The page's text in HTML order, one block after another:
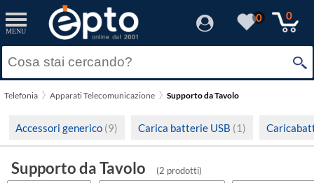
MENU
0 0
Telefonia Apparati Telecomunicazione Supporto da Tavolo
Accessori generico (9) Carica batterie USB (1)
Supporto da Tavolo
(2 prodotti)
filter_id Resetta
filtro1 Resetta
filtro2
Kit per Vlogger
Resetta
filter_fprezzo
Prezzo minimo
Resetta
filter_adds
Solo Promozioni
Visualizza solo le Novità
Resetta